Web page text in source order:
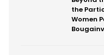
the
Women